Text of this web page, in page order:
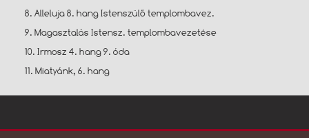
8. Alleluja 8. hang Istenszülő templombavez.
9. Magasztalás Istensz. templombavezetése
10. Irmosz 4. hang 9. óda
11. Miatyánk, 6. hang